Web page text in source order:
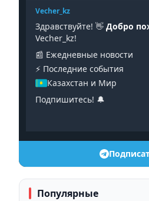
Vecher_kz
Здравствуйте! 👋 Добро
Vecher_kz!
📰 Ежедневные новости
⚡️ Последние события
Казахстан и Мир
Подпишитесь! 🔔
Популярные